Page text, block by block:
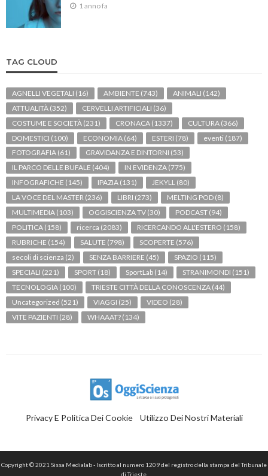
1 anno fa
TAG CLOUD
AGNELLI VEGETALI (16) AMBIENTE (743) ANIMALI (142)
ATTUALITÀ (352) CERVELLI ARTIFICIALI (36)
COSTUME E SOCIETÀ (231) CRONACA (1337) CULTURA (366)
DOMESTICI (100) ECONOMIA (64) ESTERI (78) eventi (187)
FOTOGRAFIA (61) GRAVIDANZA E DINTORNI (53)
IL PARCO DELLE BUFALE (404) IN EVIDENZA (775)
INFOGRAFICHE (145) IPAZIA (131) JEKYLL (80)
LA VOCE DEL MASTER (236) LIBRI (273) MELTING POD (8)
MULTIMEDIA (103) OGGISCIENZA TV (30) PODCAST (94)
POLITICA (158) ricerca (2083) RICERCANDO ALL'ESTERO (158)
RUBRICHE (154) SALUTE (798) SCOPERTE (576)
secoli di scienza (2) SENZA BARRIERE (45) SPAZIO (115)
SPECIALI (221) SPORT (18) SportLab (14) STRANIMONDI (151)
TECNOLOGIA (100) TRIESTE CITTÀ DELLA CONOSCENZA (44)
Uncategorized (521) VIAGGI (25) VIDEO (28)
VITE PAZIENTI (28) WHAAAT? (134)
Privacy E Politica Dei Cookie Utilizzo Dei Nostri Materiali
Copyright © 2021 Sissa Medialab - Iscritto al numero 1209 del registro della stampa del Tribunale
di Trieste.